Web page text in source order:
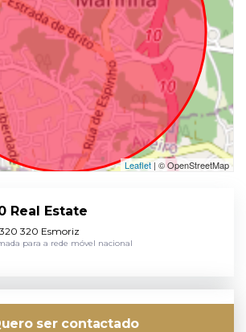
Leaflet| © OpenStreetMap
Real Estate
320 Esmoriz
para a rede móvel nacional
ser contactado